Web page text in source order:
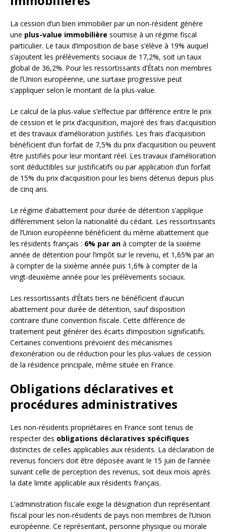
La cession d’un bien immobilier par un non-résident génère
une plus-value immobilière soumise à un régime fiscal
particulier. Le taux d’imposition de base s’élève à 19% auquel
s’ajoutent les prélèvements sociaux de 17,2%, soit un taux
global de 36,2%. Pour les ressortissants d’États non membres
de l’Union européenne, une surtaxe progressive peut
s’appliquer selon le montant de la plus-value.
Le calcul de la plus-value s’effectue par différence entre le prix
de cession et le prix d’acquisition, majoré des frais d’acquisition
et des travaux d’amélioration justifiés. Les frais d’acquisition
bénéficient d’un forfait de 7,5% du prix d’acquisition ou peuvent
être justifiés pour leur montant réel. Les travaux d’amélioration
sont déductibles sur justificatifs ou par application d’un forfait
de 15% du prix d’acquisition pour les biens détenus depuis plus
de cinq ans.
Le régime d’abattement pour durée de détention s’applique
différemment selon la nationalité du cédant. Les ressortissants
de l’Union européenne bénéficient du même abattement que
les résidents français : 6% par an à compter de la sixième
année de détention pour l’impôt sur le revenu, et 1,65% par an
à compter de la sixième année puis 1,6% à compter de la
vingt-deuxième année pour les prélèvements sociaux.
Les ressortissants d’États tiers ne bénéficient d’aucun
abattement pour durée de détention, sauf disposition
contraire d’une convention fiscale. Cette différence de
traitement peut générer des écarts d’imposition significatifs.
Certaines conventions prévoient des mécanismes
d’exonération ou de réduction pour les plus-values de cession
de la résidence principale, même située en France.
Obligations déclaratives et
procédures administratives
Les non-résidents propriétaires en France sont tenus de
respecter des obligations déclaratives spécifiques
distinctes de celles applicables aux résidents. La déclaration de
revenus fonciers doit être déposée avant le 15 juin de l’année
suivant celle de perception des revenus, soit deux mois après
la date limite applicable aux résidents français.
L’administration fiscale exige la désignation d’un représentant
fiscal pour les non-résidents de pays non membres de l’Union
européenne. Ce représentant, personne physique ou morale